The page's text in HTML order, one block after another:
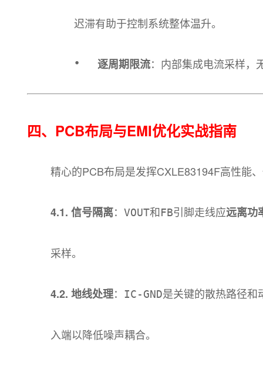
迟滞有助于控制系统整体温升。
· 逐周期限流：内部集成电流采样，
四、PCB布局与EMI优化实战指南
精心的PCB布局是发挥CXLE83194F高性能
4.1. 信号隔离： VOUT和FB引脚走线应远离功
采样。
4.2. 地线处理： IC-GND是关键的散热路径和
入端以降低噪声耦合。